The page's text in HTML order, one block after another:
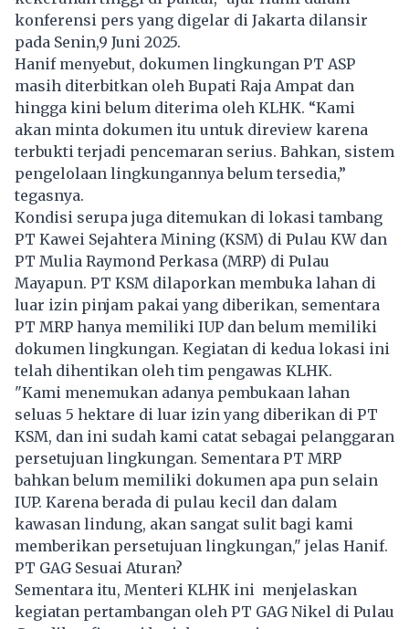
konferensi pers yang digelar di Jakarta dilansir
pada Senin,9 Juni 2025.
Hanif menyebut, dokumen lingkungan PT ASP
masih diterbitkan oleh Bupati Raja Ampat dan
hingga kini belum diterima oleh KLHK. “Kami
akan minta dokumen itu untuk direview karena
terbukti terjadi pencemaran serius. Bahkan, sistem
pengelolaan lingkungannya belum tersedia,”
tegasnya.
Kondisi serupa juga ditemukan di lokasi tambang
PT Kawei Sejahtera Mining (KSM) di Pulau KW dan
PT Mulia Raymond Perkasa (MRP) di Pulau
Mayapun. PT KSM dilaporkan membuka lahan di
luar izin pinjam pakai yang diberikan, sementara
PT MRP hanya memiliki IUP dan belum memiliki
dokumen lingkungan. Kegiatan di kedua lokasi ini
telah dihentikan oleh tim pengawas KLHK.
"Kami menemukan adanya pembukaan lahan
seluas 5 hektare di luar izin yang diberikan di PT
KSM, dan ini sudah kami catat sebagai pelanggaran
persetujuan lingkungan. Sementara PT MRP
bahkan belum memiliki dokumen apa pun selain
IUP. Karena berada di pulau kecil dan dalam
kawasan lindung, akan sangat sulit bagi kami
memberikan persetujuan lingkungan," jelas Hanif.
PT GAG Sesuai Aturan?
Sementara itu, Menteri KLHK ini menjelaskan
kegiatan pertambangan oleh PT GAG Nikel di Pulau